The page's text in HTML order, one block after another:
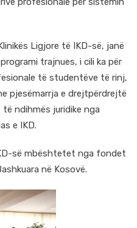
Ligjore të IKD-së, janë
trajnues, i cili ka për
të studentëve të rinj,
pjesëmarrja e drejtpërdrejtë
ndihmës juridike nga
e IKD.
së mbështetet nga fondet
në Kosovë.